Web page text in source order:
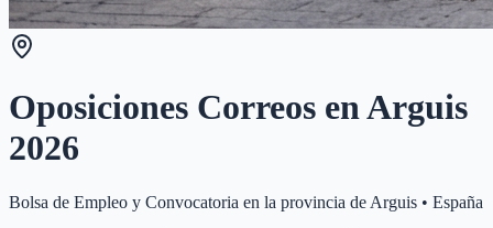
Oposiciones Correos enArguis
2026
Bolsa de Empleo y Convocatoria en la provincia de Arguis • España